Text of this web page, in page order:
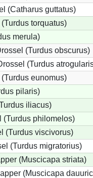
(Catharus guttatus)
torquatus)
merula)
(Turdus obscurus)
(Turdus
eunomus)
pilaris)
iliacus)
(Turdus philomelos)
(Turdus viscivorus)
(Turdus migratorius)
(Muscicapa striata)
(Muscicapa